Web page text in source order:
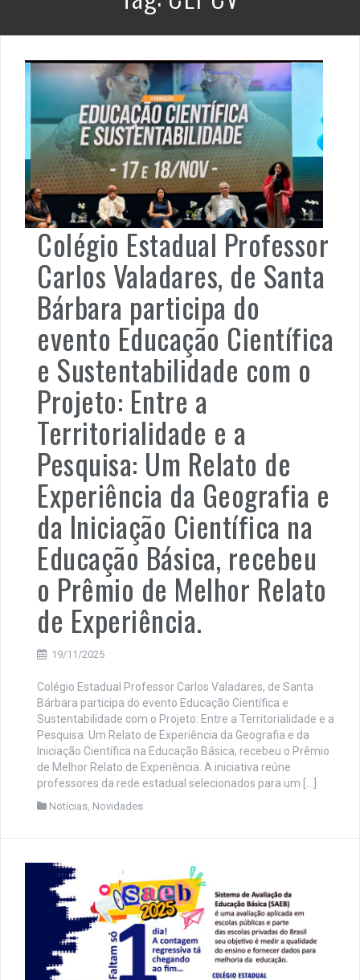
Colégio Estadual Professor
Carlos Valadares, de Santa
Bárbara participa do
evento Educação Científica
e Sustentabilidade com o
Projeto: Entre a
Territorialidade e a
Pesquisa: Um Relato de
Experiência da Geografia e
da Iniciação Científica na
Educação Básica, recebeu
o Prêmio de Melhor Relato
de Experiência.
19/11/2025
Colégio Estadual Professor Carlos Valadares, de Santa
Bárbara participa do evento Educação Científica e
Sustentabilidade com o Projeto: Entre a Territorialidade e a
Pesquisa: Um Relato de Experiência da Geografia e da
Iniciação Científica na Educação Básica, recebeu o Prêmio
de Melhor Relato de Experiência. A iniciativa reúne
professores da rede estadual selecionados para um […]
Notícias Novidades